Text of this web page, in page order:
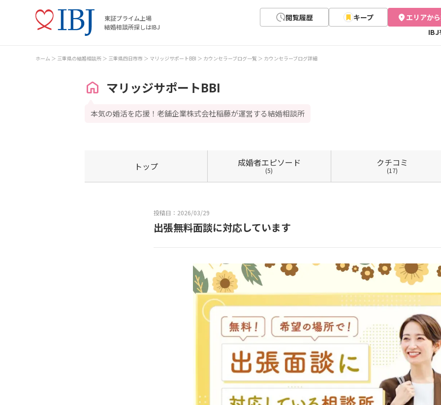
東証プライム上場
結婚相談所探しはIBJ
閲覧履歴 キープ エリアか
IBJ
ホーム 三重県の結婚相談所 三重県四日市市 マリッジサポートBBI カウンセラーブログ一覧 カウンセラーブログ詳細
マリッジサポートBBI
本気の婚活を応援！老舗企業株式会社稲藤が運営する結婚相談所
トップ 成婚者エピソード
(5)
クチコミ
(17)
投稿日：2026/03/29
出張無料面談に対応しています